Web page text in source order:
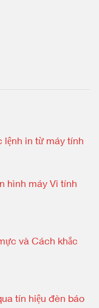
lệnh in từ máy tính
hình máy Vi tính
và Cách khắc
tín hiệu đèn báo